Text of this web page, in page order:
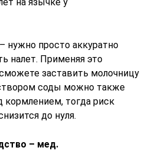
нужно просто аккуратно
налет. Применяя это
заставить молочницу
соды можно также
кормлением, тогда риск
до нуля.
– мед.